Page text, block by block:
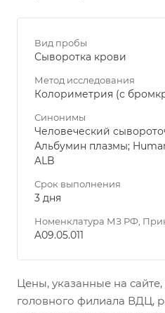
Вид пробы
Сыворотка крови
Метод исследования
Колориметрия (с
Синонимы
Человеческий
Альбумин плазмы;
ALB
Срок выполнения
3 дня
Номенклатура МЗ РФ,
A09.05.011
Цены, указанные на
головного филиала ВДЦ,